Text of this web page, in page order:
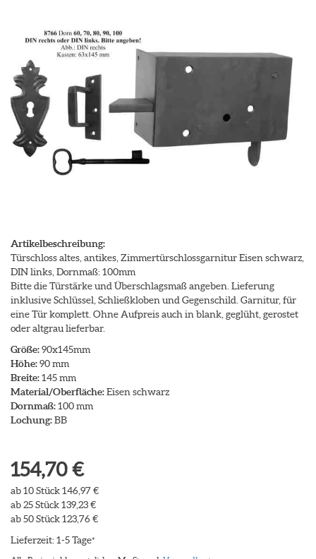
Artikelbeschreibung:
Türschloss altes, antikes, Zimmertürschlossgarnitur Eisen schwarz,
DIN links, Dornmaß: 100mm
Bitte die Türstärke und Überschlagsmaß angeben. Lieferung
inklusive Schlüssel, Schließkloben und Gegenschild. Garnitur, für
eine Tür komplett. Ohne Aufpreis auch in blank, geglüht, gerostet
oder altgrau lieferbar.
Größe:90x145mm
Höhe:90 mm
Breite:145 mm
Material/Oberfläche:Eisen schwarz
Dornmaß:100 mm
Lochung:BB
154,70 €
ab 10 Stück 146,97 €
ab 25 Stück 139,23 €
ab 50 Stück 123,76 €
Lieferzeit: 1-5 Tage*